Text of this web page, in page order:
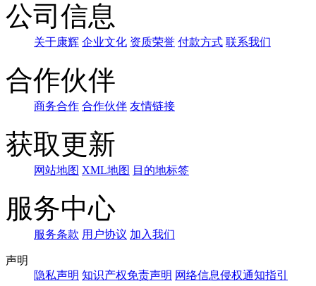
公司信息
关于康辉 企业文化 资质荣誉 付款方式 联系我们
合作伙伴
商务合作 合作伙伴 友情链接
获取更新
网站地图 XML地图 目的地标签
服务中心
服务条款 用户协议 加入我们
声明
隐私声明 知识产权免责声明 网络信息侵权通知指引